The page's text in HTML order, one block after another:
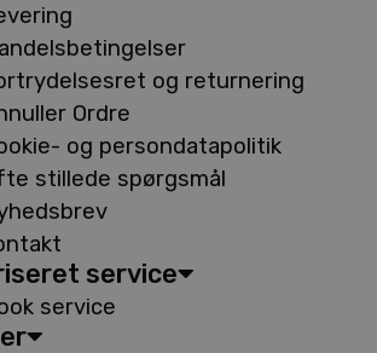
og returnering
Ordre
og persondatapolitik
stillede spørgsmål
service
service